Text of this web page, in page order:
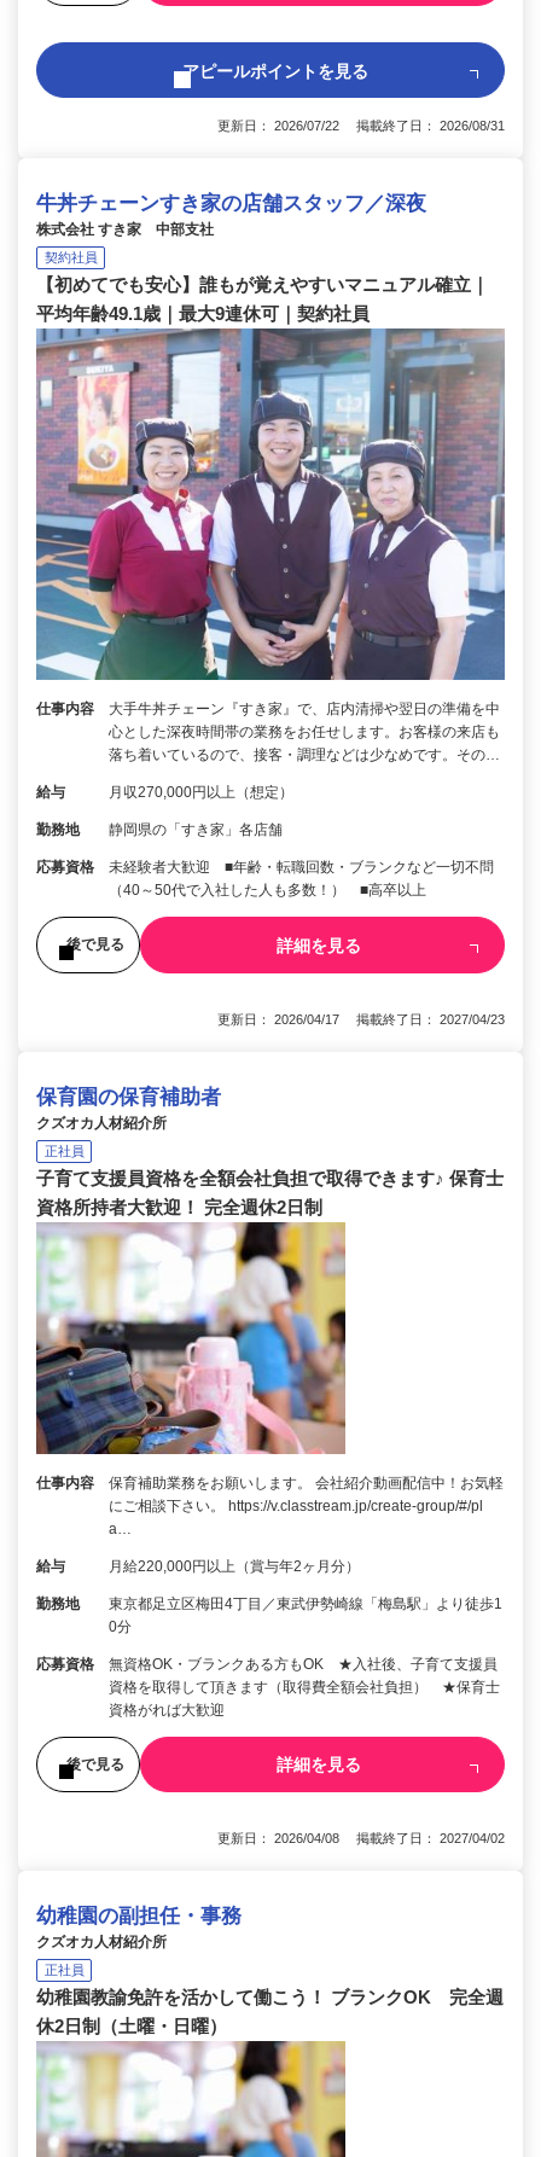
アピールポイントを見る
更新日： 2026/07/22 掲載終了日： 2026/08/31
牛丼チェーンすき家の店舗スタッフ／深夜
株式会社 すき家 中部支社
契約社員
【初めてでも安心】誰もが覚えやすいマニュアル確立｜
平均年齢49.1歳｜最大9連休可｜契約社員
仕事内容
大手牛丼チェーン『すき家』で、店内清掃や翌日の準備を中
心とした深夜時間帯の業務をお任せします。お客様の来店も
落ち着いているので、接客・調理などは少なめです。その…
給与 月収270,000円以上（想定）
勤務地 静岡県の「すき家」各店舗
応募資格
未経験者大歓迎 ■年齢・転職回数・ブランクなど一切不問
（40～50代で入社した人も多数！） ■高卒以上
後で見る 詳細を見る
更新日： 2026/04/17 掲載終了日： 2027/04/23
保育園の保育補助者
クズオカ人材紹介所
正社員
子育て支援員資格を全額会社負担で取得できます♪ 保育士
資格所持者大歓迎！ 完全週休2日制
仕事内容
保育補助業務をお願いします。 会社紹介動画配信中！お気軽
にご相談下さい。 https://v.classtream.jp/create-group/#/pl
a…
給与 月給220,000円以上（賞与年2ヶ月分）
勤務地
東京都足立区梅田4丁目／東武伊勢崎線「梅島駅」より徒歩1
0分
応募資格
無資格OK・ブランクある方もOK ★入社後、子育て支援員
資格を取得して頂きます（取得費全額会社負担） ★保育士
資格がれば大歓迎
後で見る 詳細を見る
更新日： 2026/04/08 掲載終了日： 2027/04/02
幼稚園の副担任・事務
クズオカ人材紹介所
正社員
幼稚園教諭免許を活かして働こう！ ブランクOK 完全週
休2日制（土曜・日曜）